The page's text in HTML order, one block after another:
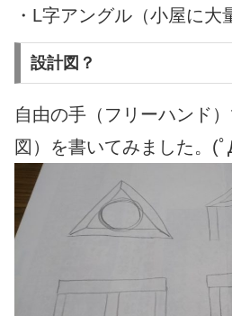
・L字アングル（小屋に大
設計図？
自由の手（フリーハンド
図）を書いてみました。(